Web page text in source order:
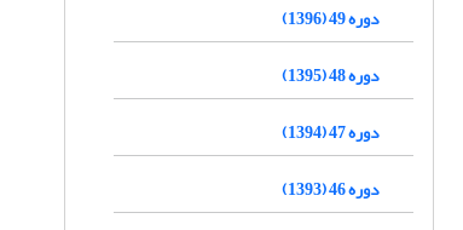
دوره 49 (1396)
دوره 48 (1395)
دوره 47 (1394)
دوره 46 (1393)